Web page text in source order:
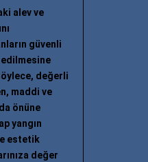
alev ve
güvenli
değerli
maddi ve
önüne
yangın
estetik
değer